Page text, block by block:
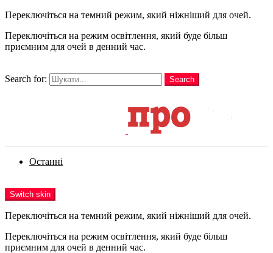
Переключіться на темний режим, який ніжніший для очей.
Переключіться на режим освітлення, який буде більш
приємним для очей в денний час.
Search for:
Search
Останні
Switch skin
Переключіться на темний режим, який ніжніший для очей.
Переключіться на режим освітлення, який буде більш
приємним для очей в денний час.